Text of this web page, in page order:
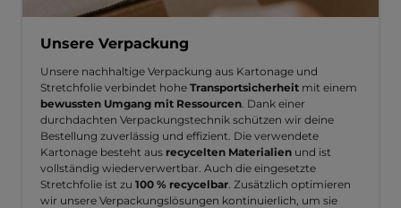
Unsere Verpackung
Unsere nachhaltige Verpackung aus Kartonage und
Stretchfolie verbindet hohe Transportsicherheit mit einem
bewussten Umgang mit Ressourcen . Dank einer
durchdachten Verpackungstechnik schützen wir deine
Bestellung zuverlässig und effizient. Die verwendete
Kartonage besteht aus recycelten Materialien und ist
vollständig wiederverwertbar. Auch die eingesetzte
Stretchfolie ist zu 100 % recycelbar . Zusätzlich optimieren
wir unsere Verpackungslösungen kontinuierlich, um sie